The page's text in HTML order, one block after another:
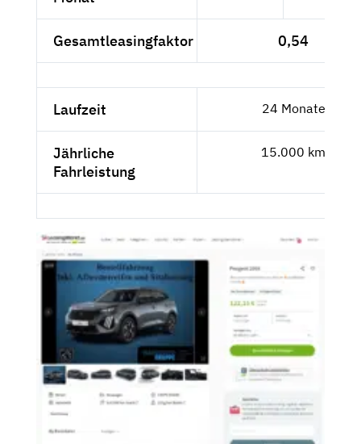
Gesamtleasingfaktor 0,54
Laufzeit 24 Monate
Jährliche
Fahrleistung
15.000 km